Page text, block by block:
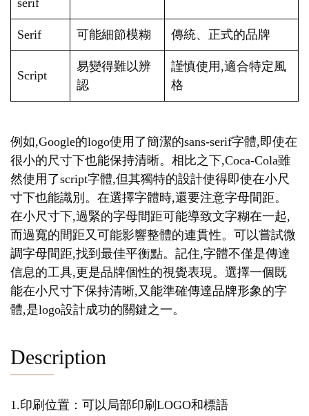
serif
Serif 可能細節模糊 傳統、正式的品牌
Script
易變得難以辨
認
謹慎使用,適合特定風
格
例如,Google的logo使用了簡潔的sans-serif字體,即使在
很小的尺寸下也能保持清晰。相比之下,Coca-Cola雖
然使用了script字體,但其獨特的設計使得即使在小尺
寸下也能識別。在選擇字體時,還要注意字母間距。
在小尺寸下,過緊的字母間距可能導致文字糊在一起,
而過寬的間距又可能影響整體的連貫性。可以嘗試微
調字母間距,找到最佳平衡點。記住,字體不僅是傳達
信息的工具,更是品牌個性的視覺表現。選擇一個既
能在小尺寸下保持清晰,又能準確傳達品牌形象的字
體,是logo設計成功的關鍵之一。
Description
1.印刷位置：可以局部印刷LOGO和標語